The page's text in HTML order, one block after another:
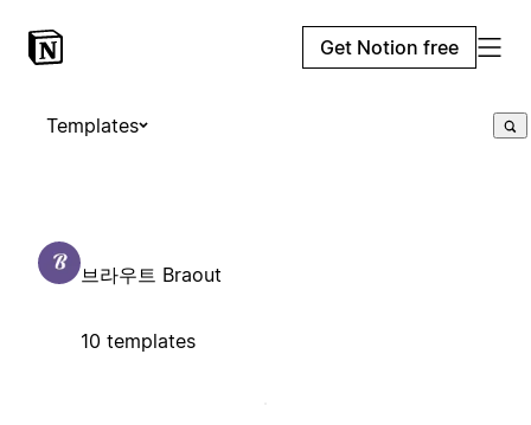
Get Notion free
Templates
브라우트 Braout
10 templates